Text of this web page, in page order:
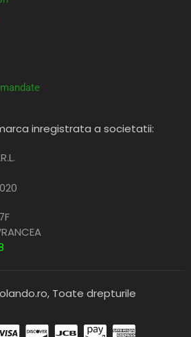
inregistrata a societatii:
Toate drepturile